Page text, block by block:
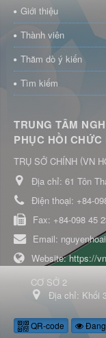
Giới thiệu
Thành viên
Thăm dò ý kiến
Tìm kiếm
TRUNG TÂM
PHỤC HỒI
TRỤ SỞ CHÍNH (VN
Địa chỉ: 61 Tôn
Điện thoại: +84-
Fax: +84-098 45
Email:
Website:https://
CƠ SỞ 2
Địa chỉ: Khối
QR-code